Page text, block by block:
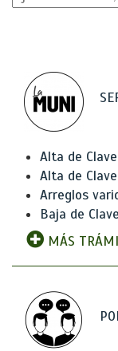
Alta de
Alta de
Arreglos
Baja de
MÁS